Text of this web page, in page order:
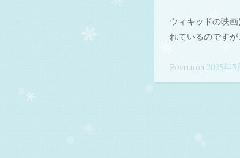
ウィキッドの映
れているのです
Posted on 2025年3